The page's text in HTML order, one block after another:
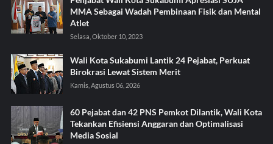
MMA Sebagai Wadah Pembinaan Fisik dan Mental
Atlet
Selasa, Oktober 10, 2023
Wali Kota Sukabumi Lantik 24 Pejabat, Perkuat
Birokrasi Lewat Sistem Merit
Kamis, Agustus 06, 2026
60 Pejabat dan 42 PNS Pemkot Dilantik, Wali Kota
Tekankan Efisiensi Anggaran dan Optimalisasi
Media Sosial